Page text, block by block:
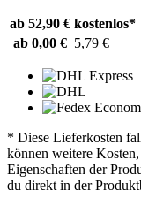
ab 52,90 € kostenlos*
ab 0,00 € 5,79 €
* Diese Lieferkosten
können weitere
Eigenschaften der
du direkt in der